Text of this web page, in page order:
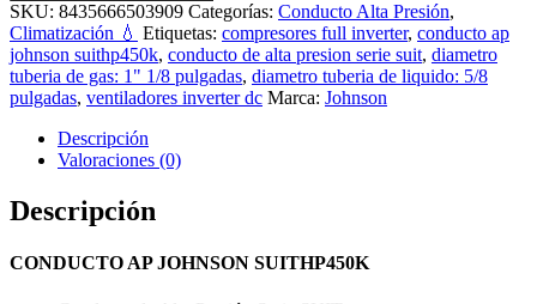
SKU: 8435666503909 Categorías: Conducto Alta Presión,
Climatización 💧 Etiquetas: compresores full inverter, conducto ap
johnson suithp450k, conducto de alta presion serie suit, diametro
tuberia de gas: 1" 1/8 pulgadas, diametro tuberia de liquido: 5/8
pulgadas, ventiladores inverter dc Marca: Johnson
Descripción
Valoraciones (0)
Descripción
CONDUCTO AP JOHNSON SUITHP450K